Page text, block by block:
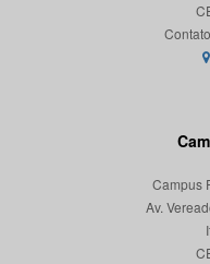
Campus
Av.